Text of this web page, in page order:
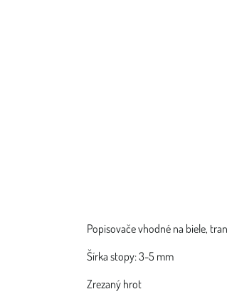
Popisovače vhodné na biele,
Šírka stopy: 3-5 mm
Zrezaný hrot